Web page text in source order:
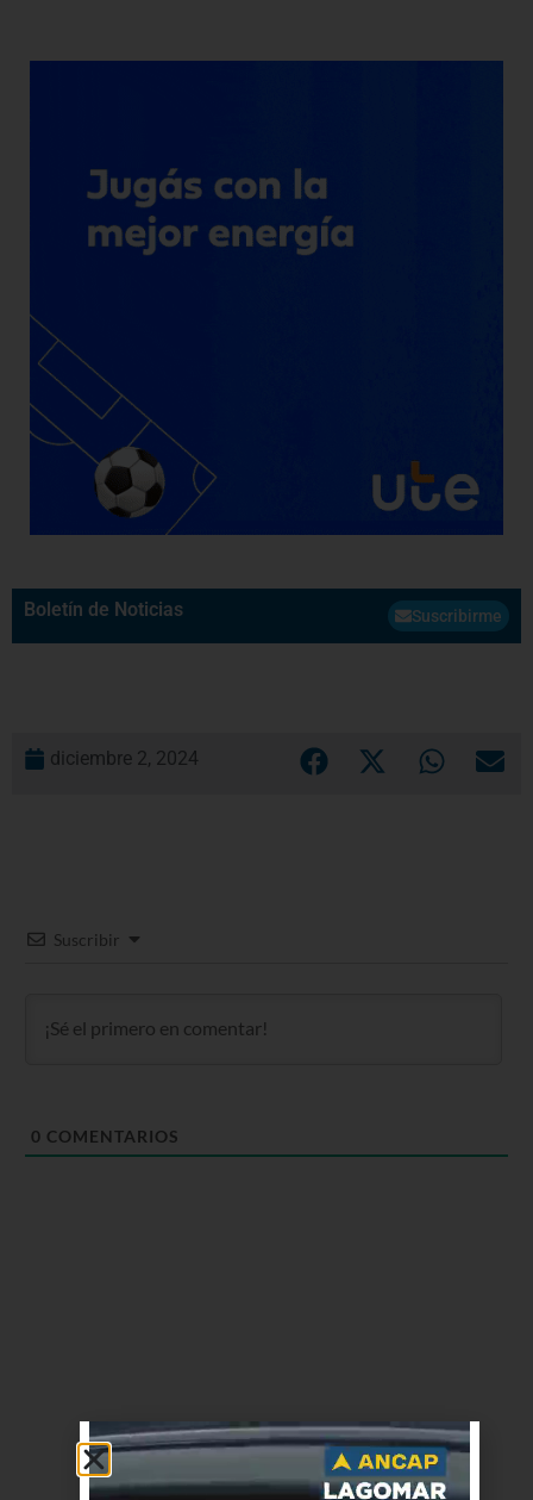
Boletín de Noticias Suscribirme
diciembre 2, 2024
Suscribir
0 COMENTARIOS